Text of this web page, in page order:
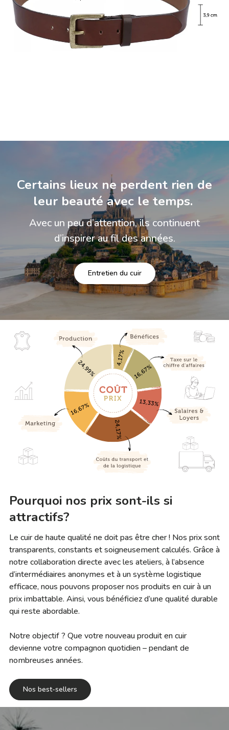
Certains lieux ne perdent rien de
leur beauté avec le temps.
Avec un peu d’attention, ils continuent
d’inspirer au fil des années.
Entretien du cuir
Pourquoi nos prix sont-ils si
attractifs?
Le cuir de haute qualité ne doit pas être cher ! Nos prix sont
transparents, constants et soigneusement calculés. Grâce à
notre collaboration directe avec les ateliers, à l’absence
d’intermédiaires anonymes et à un système logistique
efficace, nous pouvons proposer nos produits en cuir à un
prix imbattable. Ainsi, vous bénéficiez d’une qualité durable
qui reste abordable.
Notre objectif ? Que votre nouveau produit en cuir
devienne votre compagnon quotidien – pendant de
nombreuses années.
Nos best-sellers